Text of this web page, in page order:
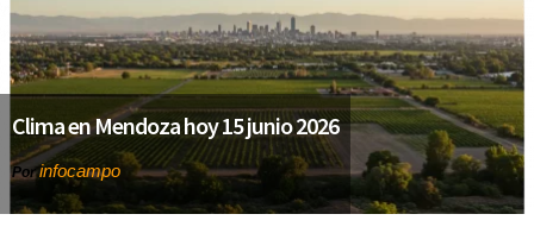
Clima en Mendoza hoy 15 junio 2026
Porinfocampo